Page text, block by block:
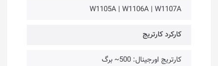
W1105A | W1106A | W1107A
کارکرد کارتریج
کارتریج اورجینال: 500~ برگ